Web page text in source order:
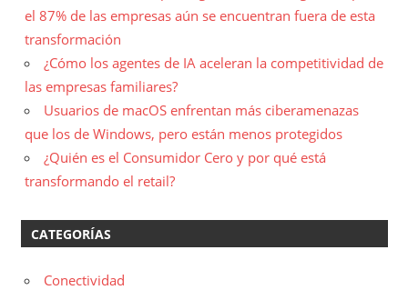
el 87% de las empresas aún se encuentran fuera de esta
transformación
¿Cómo los agentes de IA aceleran la competitividad de
las empresas familiares?
Usuarios de macOS enfrentan más ciberamenazas
que los de Windows, pero están menos protegidos
¿Quién es el Consumidor Cero y por qué está
transformando el retail?
CATEGORÍAS
Conectividad